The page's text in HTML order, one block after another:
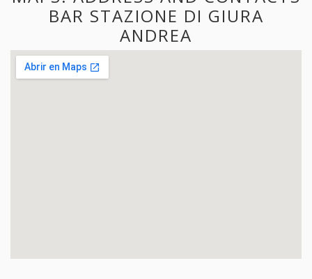
BAR STAZIONE DI GIURA
ANDREA